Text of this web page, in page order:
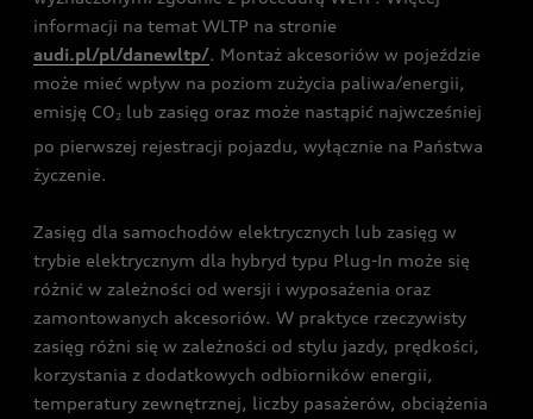
informacji na temat WLTP na stronie
audi.pl/pl/danewltp/. Montaż akcesoriów w pojeździe
może mieć wpływ na poziom zużycia paliwa/energii,
emisję CO2 lub zasięg oraz może nastąpić najwcześniej
po pierwszej rejestracji pojazdu, wyłącznie na Państwa
życzenie.
Zasięg dla samochodów elektrycznych lub zasięg w
trybie elektrycznym dla hybryd typu Plug-In może się
różnić w zależności od wersji i wyposażenia oraz
zamontowanych akcesoriów. W praktyce rzeczywisty
zasięg różni się w zależności od stylu jazdy, prędkości,
korzystania z dodatkowych odbiorników energii,
temperatury zewnętrznej, liczby pasażerów, obciążenia